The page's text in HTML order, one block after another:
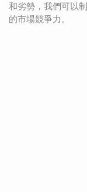
和劣勢，我們可以
的市場競爭力。